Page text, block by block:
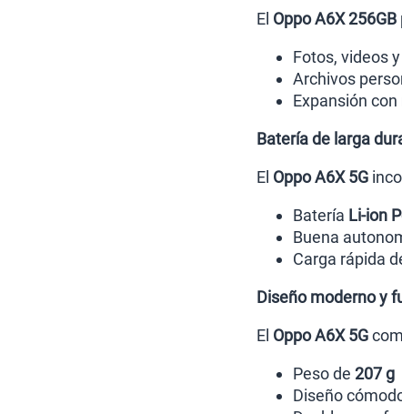
El Oppo A6X 256GB
Fotos, videos
Archivos
Expansión
Batería de larga
El Oppo A6X 5G
Batería Li-ion
Buena
Carga rápida
Diseño moderno y
El Oppo A6X 5G
Peso de 207 g
Diseño